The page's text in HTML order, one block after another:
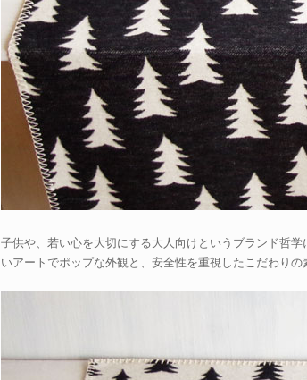
子供や、若い心を大切にする大人向けというブランド哲
いアートでポップな外観と、安全性を重視したこだわりの